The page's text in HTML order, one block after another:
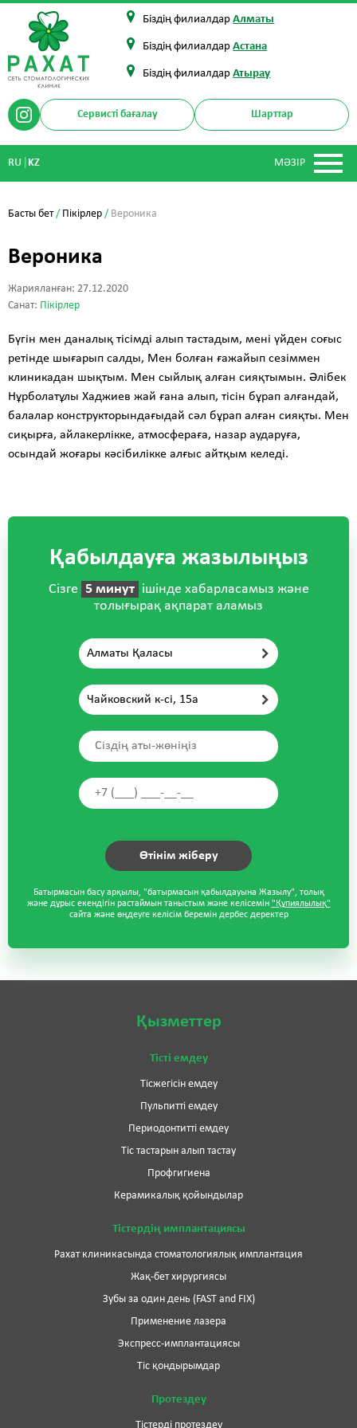
Біздің филиалдарАлматы
Біздің филиалдарАстана
Біздің филиалдарАтырау
Сервисті бағалау Шарттар
МӘЗІР
RU KZ
Басты бет/ Пікірлер / Вероника
Вероника
Жарияланған: 27.12.2020
Санат: Пікірлер
Бүгін мен даналық тісімді алып тастадым, мені үйден соғыс
ретінде шығарып салды, Мен болған ғажайып сезіммен
клиникадан шықтым. Мен сыйлық алған сияқтымын. Әлібек
Нұрболатұлы Хаджиев жай ғана алып, тісін бұрап алғандай,
балалар конструкторындағыдай сәл бұрап алған сияқты. Мен
сиқырға, айлакерлікке, атмосфераға, назар аударуға,
осындай жоғары кәсібилікке алғыс айтқым келеді.
Қабылдауға жазылыңыз
Сізге 5 минут ішінде хабарласамыз және
толығырақ ақпарат аламыз
Алматы Қаласы
Чайковский к-сі, 15а
Батырмасын басу арқылы, "батырмасын қабылдауына Жазылу", толық
және дұрыс екендігін растаймын таныстым және келісемін "Құпиялылық"
сайта және өңдеуге келісім беремін дербес деректер
Қызметтер
Тісті емдеу
Тісжегісін емдеу
Пульпитті емдеу
Периодонтитті емдеу
Тіс тастарын алып тастау
Профгигиена
Керамикалық қойындылар
Тістердің имплантациясы
Рахат клиникасында стоматологиялық имплантация
Жақ-бет хирургиясы
Зубы за один день (FAST and FIX)
Применение лазера
Экспресс-имплантациясы
Тіс қондырымдар
Протездеу
Тістерді протездеу